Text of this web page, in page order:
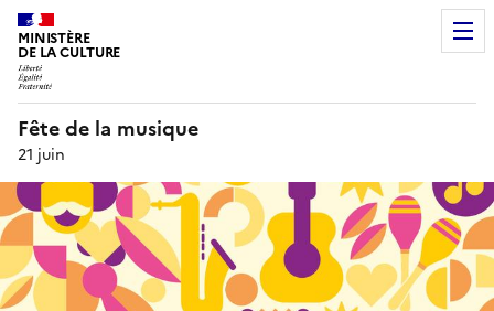
MINISTÈRE
DE LA CULTURE
Fête de la musique
21 juin